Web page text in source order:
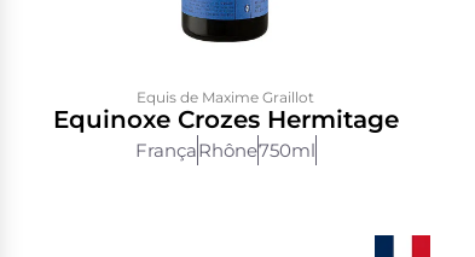
Equis de Maxime Graillot
Equinoxe Crozes Hermitage
FrançaRhône750ml